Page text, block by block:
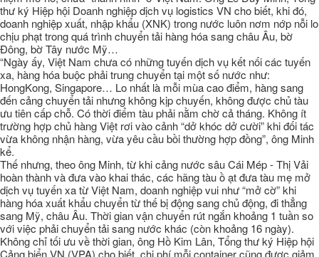
thư ký Hiệp hội Doanh nghiệp dịch vụ logistics VN cho biết, khi đó,
doanh nghiệp xuất, nhập khẩu (XNK) trong nước luôn nơm nớp nỗi lo
chịu phạt trong quá trình chuyển tải hàng hóa sang châu Âu, bờ
Đông, bờ Tây nước Mỹ…
“Ngày ấy, Việt Nam chưa có những tuyến dịch vụ kết nối các tuyến
xa, hàng hóa buộc phải trung chuyển tại một số nước như:
HongKong, Singapore… Lo nhất là mỗi mùa cao điểm, hàng sang
đến cảng chuyển tải nhưng không kịp chuyến, không được chủ tàu
ưu tiên cấp chỗ. Có thời điểm tàu phải nằm chờ cả tháng. Không ít
trường hợp chủ hàng Việt rơi vào cảnh “dở khóc dở cười” khi đối tác
vừa không nhận hàng, vừa yêu cầu bồi thường hợp đồng”, ông Minh
kể.
Thế nhưng, theo ông Minh, từ khi cảng nước sâu Cái Mép - Thị Vải
hoàn thành và đưa vào khai thác, các hãng tàu ồ ạt đưa tàu mẹ mở
dịch vụ tuyến xa từ Việt Nam, doanh nghiệp vui như “mở cờ” khi
hàng hóa xuất khẩu chuyển từ thế bị động sang chủ động, đi thẳng
sang Mỹ, châu Âu. Thời gian vận chuyển rút ngắn khoảng 1 tuần so
với việc phải chuyển tải sang nước khác (còn khoảng 16 ngày).
Không chỉ tối ưu về thời gian, ông Hồ Kim Lân, Tổng thư ký Hiệp hội
Cảng biển VN (VPA) cho biết, chi phí mỗi container cũng được giảm